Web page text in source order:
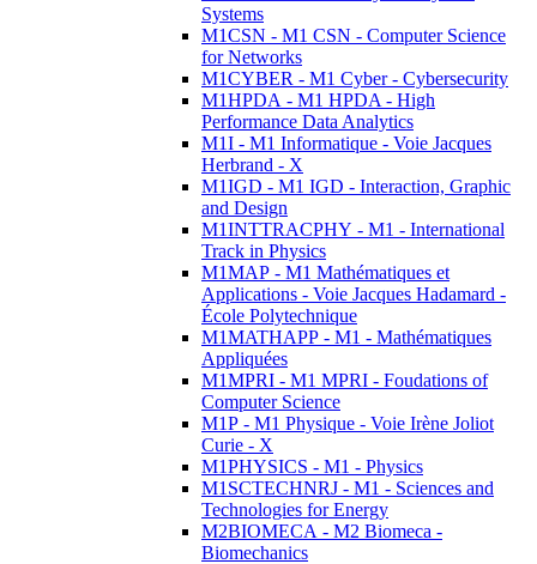
Systems
M1CSN - M1 CSN - Computer Science
for Networks
M1CYBER - M1 Cyber - Cybersecurity
M1HPDA - M1 HPDA - High
Performance Data Analytics
M1I - M1 Informatique - Voie Jacques
Herbrand - X
M1IGD - M1 IGD - Interaction, Graphic
and Design
M1INTTRACPHY - M1 - International
Track in Physics
M1MAP - M1 Mathématiques et
Applications - Voie Jacques Hadamard -
École Polytechnique
M1MATHAPP - M1 - Mathématiques
Appliquées
M1MPRI - M1 MPRI - Foudations of
Computer Science
M1P - M1 Physique - Voie Irène Joliot
Curie - X
M1PHYSICS - M1 - Physics
M1SCTECHNRJ - M1 - Sciences and
Technologies for Energy
M2BIOMECA - M2 Biomeca -
Biomechanics